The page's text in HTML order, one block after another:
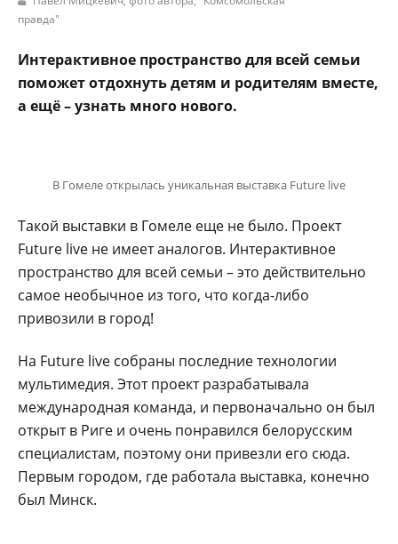
правда"
Интерактивное пространство для всей семьи
поможет отдохнуть детям и родителям вместе,
а ещё – узнать много нового.
В Гомеле открылась уникальная выставка Future live
Такой выставки в Гомеле еще не было. Проект
Future live не имеет аналогов. Интерактивное
пространство для всей семьи – это действительно
самое необычное из того, что когда-либо
привозили в город!
На Future live собраны последние технологии
мультимедия. Этот проект разрабатывала
международная команда, и первоначально он был
открыт в Риге и очень понравился белорусским
специалистам, поэтому они привезли его сюда.
Первым городом, где работала выставка, конечно
был Минск.